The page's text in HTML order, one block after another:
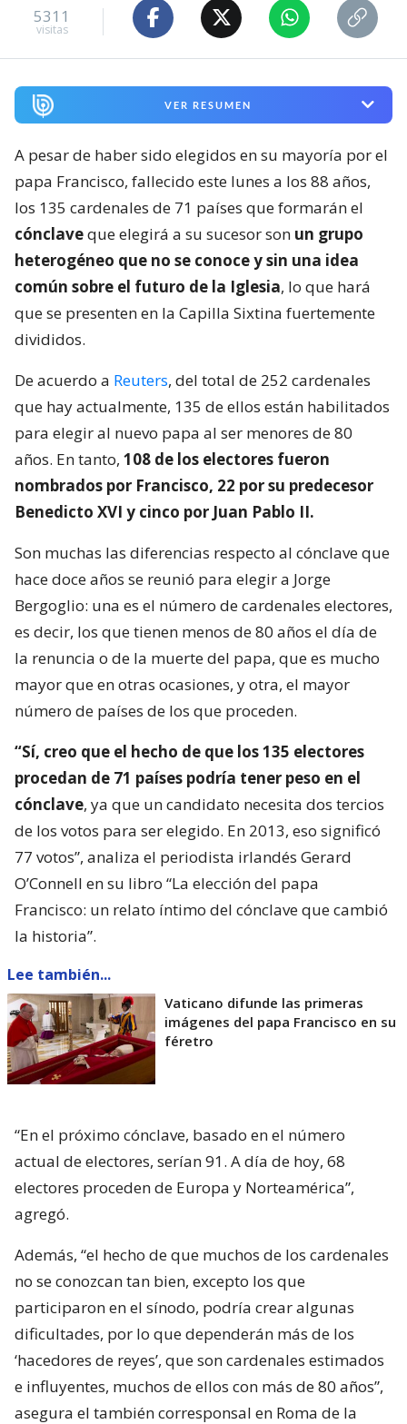
5311
visitas
VER RESUMEN
A pesar de haber sido elegidos en su mayoría por el
papa Francisco, fallecido este lunes a los 88 años,
los 135 cardenales de 71 países que formarán el
cónclaveque elegirá a su sucesor son un grupo
heterogéneo que no se conoce y sin una idea
común sobre el futuro de la Iglesia, lo que hará
que se presenten en la Capilla Sixtina fuertemente
divididos.
De acuerdo a Reuters, del total de 252 cardenales
que hay actualmente, 135 de ellos están habilitados
para elegir al nuevo papa al ser menores de 80
años. En tanto, 108 de los electores fueron
nombrados por Francisco, 22 por su predecesor
Benedicto XVI y cinco por Juan Pablo II.
Son muchas las diferencias respecto al cónclave que
hace doce años se reunió para elegir a Jorge
Bergoglio: una es el número de cardenales electores,
es decir, los que tienen menos de 80 años el día de
la renuncia o de la muerte del papa, que es mucho
mayor que en otras ocasiones, y otra, el mayor
número de países de los que proceden.
“Sí, creo que el hecho de que los 135 electores
procedan de 71 países podría tener peso en el
cónclave, ya que un candidato necesita dos tercios
de los votos para ser elegido. En 2013, eso significó
77 votos”, analiza el periodista irlandés Gerard
O’Connell en su libro “La elección del papa
Francisco: un relato íntimo del cónclave que cambió
la historia”.
Lee también...
Vaticano difunde las primeras
imágenes del papa Francisco en su
féretro
“En el próximo cónclave, basado en el número
actual de electores, serían 91. A día de hoy, 68
electores proceden de Europa y Norteamérica”,
agregó.
Además, “el hecho de que muchos de los cardenales
no se conozcan tan bien, excepto los que
participaron en el sínodo, podría crear algunas
dificultades, por lo que dependerán más de los
‘hacedores de reyes’, que son cardenales estimados
e influyentes, muchos de ellos con más de 80 años”,
asegura el también corresponsal en Roma de la